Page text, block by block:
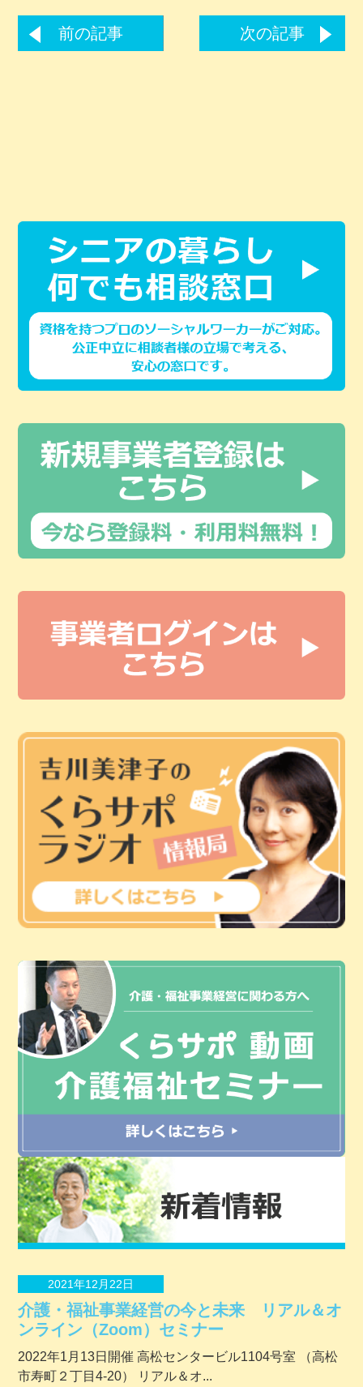
前の記事 次の記事
2021年12月22日
介護・福祉事業経営の今と未来 リアル＆オ
ンライン（Zoom）セミナー
2022年1月13日開催 ⾼松センタービル1104号室 （⾼松
市寿町２丁⽬4-20） リアル＆オ...